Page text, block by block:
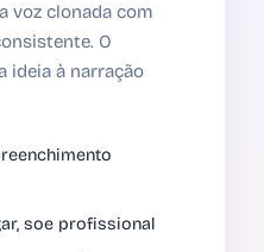
voz clonada com
O
ideia à narração
soe profissional